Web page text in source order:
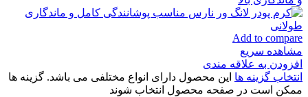
Add to compare
مشاهده سریع
افزودن به علاقه مندی
انتخاب گزینه ها این محصول دارای انواع مختلفی می باشد. گزینه ها
ممکن است در صفحه محصول انتخاب شوند